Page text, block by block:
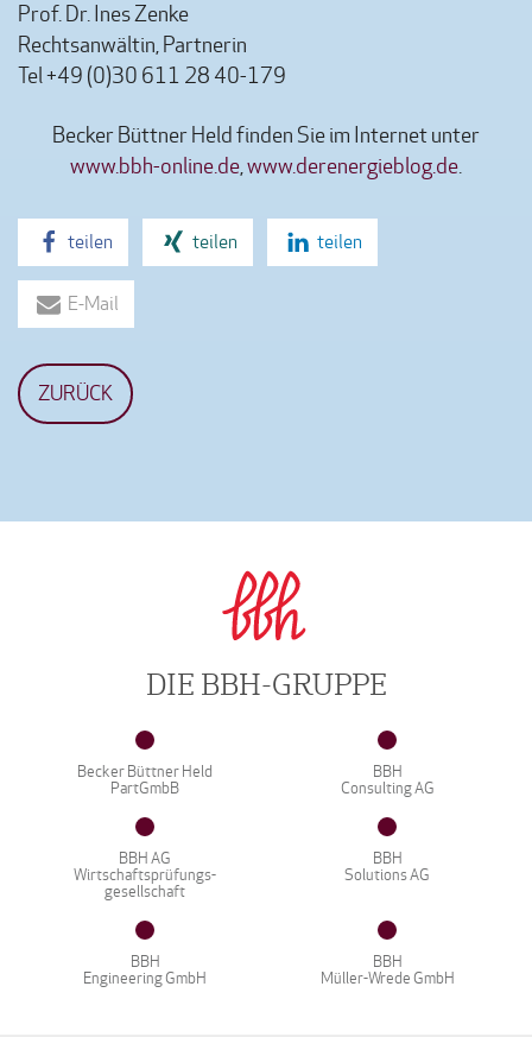
Prof. Dr. Ines Zenke
Rechtsanwältin, Partnerin
Tel +49 (0)30 611 28 40-179
Becker Büttner Held finden Sie im Internet unter
www.bbh-online.de,www.derenergieblog.de.
teilen teilen teilen
E-Mail
ZURÜCK
DIE BBH-GRUPPE
Becker Büttner Held
PartGmbB
BBH
Consulting AG
BBH AG
Wirtschaftsprüfungs-
gesellschaft
BBH
Solutions AG
BBH
Engineering GmbH
BBH
Müller-Wrede GmbH